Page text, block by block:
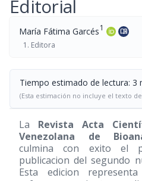
Editorial
María Fátima Garcés1 menu_book
Editora
Tiempo estimado de lectura: 3
(Esta estimación no incluye el texto
La Revista Acta
Venezolana de
culmina con exito el
publicacion del segundo
Esta edicion